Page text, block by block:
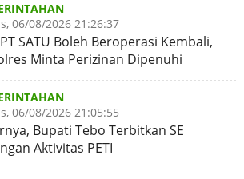
06/08/2026 21:26:37
PT SATU Boleh Beroperasi Kembali,
Minta Perizinan Dipenuhi
06/08/2026 21:05:55
Bupati Tebo Terbitkan SE
Aktivitas PETI